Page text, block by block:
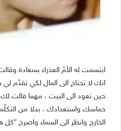
ابتسمت له الأمّ العذراء بسعادة
انك لا تحتاج الى المال لكي تقدّم لي
حين تعود الى البيت ، مهما قالت
حماسك واستعدادك ، بدلا من
الخارج وانظر الى السماء واصرخ